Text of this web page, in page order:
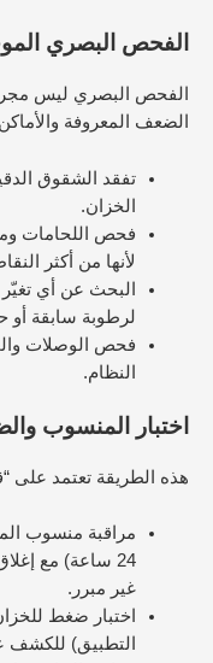
الفحص البصري
الفحص البصري ليس
الضعف المعروفة
تفقد الشقوق
الخزان.
فحص اللحامات
لأنها من أكثر
البحث عن أي
لرطوبة سابقة أو
فحص الوصلات
النظام.
اختبار المنسوب
هذه الطريقة تعتمد على
مراقبة منسوب
24 ساعة) مع
غير مبرر.
اختبار ضغط
التطبيق)